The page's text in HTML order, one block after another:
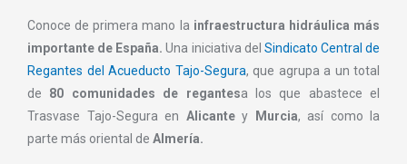
Conoce de primera mano la infraestructura hidráulica más
importante de España.Una iniciativa del Sindicato Central de
Regantes del Acueducto Tajo-Segura, que agrupa a un total
de 80 comunidades de regantesa los que abastece el
Trasvase Tajo-Segura en Alicante y Murcia, así como la
parte más oriental de Almería.